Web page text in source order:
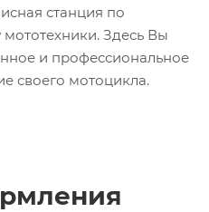
станция по
Здесь Вы
и профессиональное
своего мотоцикла.